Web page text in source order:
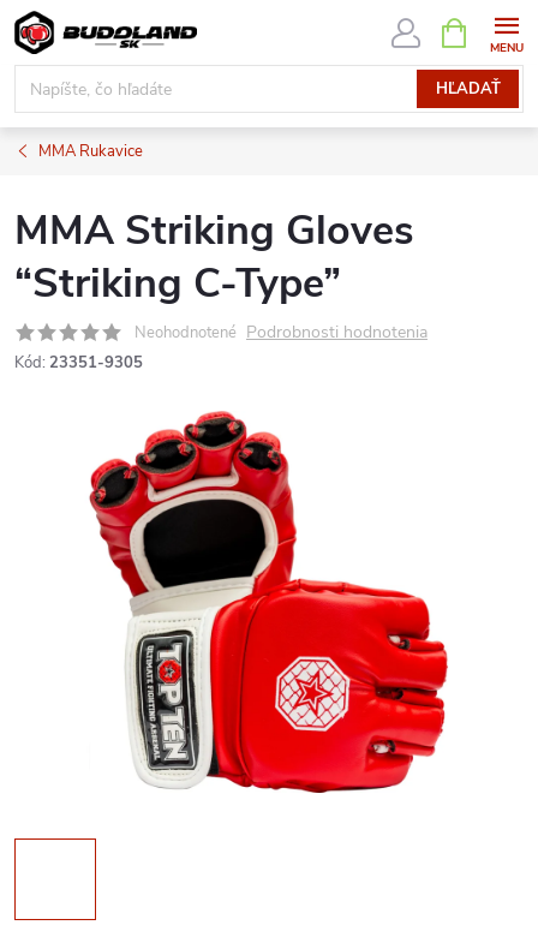
Prejsť
na
obsah
HĽADAŤ
KOŠÍK
MMA Rukavice
MMA Striking Gloves
“Striking C-Type”
Neohodnotené Podrobnosti hodnotenia
Kód: 23351-9305